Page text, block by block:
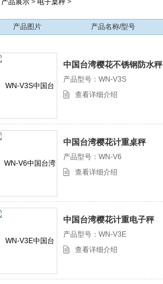
产品展示 > 电子桌秤 >
产品图片 产品名称/型号
中国台湾樱花不锈钢防水秤
产品型号：WN-V3S
查看详细介绍
中国台湾樱花计重桌秤
产品型号：WN-V6
查看详细介绍
中国台湾樱花计重电子秤
产品型号：WN-V3E
查看详细介绍